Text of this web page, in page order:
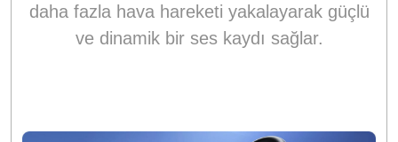
daha fazla hava hareketi yakalayarak güçlü
ve dinamik bir ses kaydı sağlar.